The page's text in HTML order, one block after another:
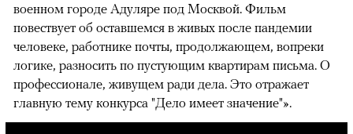
военном городе Адуляре под Москвой. Фильм
повествует об оставшемся в живых после пандемии
человеке, работнике почты, продолжающем, вопреки
логике, разносить по пустующим квартирам письма. О
профессионале, живущем ради дела. Это отражает
главную тему конкурса "Дело имеет значение"».